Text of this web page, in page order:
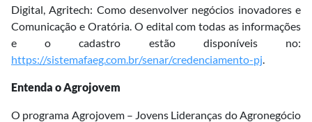
Digital, Agritech: Como desenvolver negócios inovadores e
Comunicação e Oratória. O edital com todas as informações
e o cadastro estão disponíveis no:
https://sistemafaeg.com.br/senar/credenciamento-pj
Entenda o Agrojovem
O programa Agrojovem – Jovens Lideranças do Agronegócio